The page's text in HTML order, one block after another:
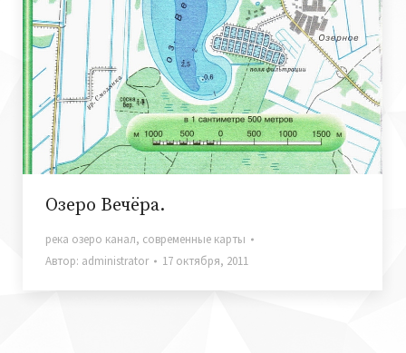
Озеро Вечёра.
река озеро канал, современные карты
Автор: administrator 17 октября, 2011